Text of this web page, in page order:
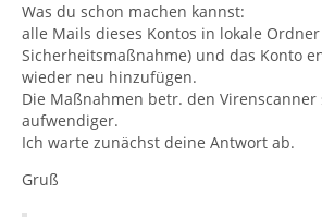
Was du schon machen kannst:
alle Mails dieses Kontos in lokale
Sicherheitsmaßnahme) und das Konto
wieder neu hinzufügen.
Die Maßnahmen betr. den
aufwendiger.
Ich warte zunächst deine Antwort ab.
Gruß